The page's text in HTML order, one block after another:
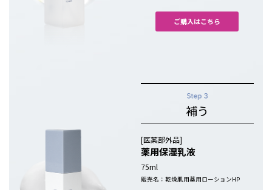
ご購入はこちら
補う
[医薬部外品]
薬用保湿乳液
75ml
販売名：乾燥肌用薬用ローションHP